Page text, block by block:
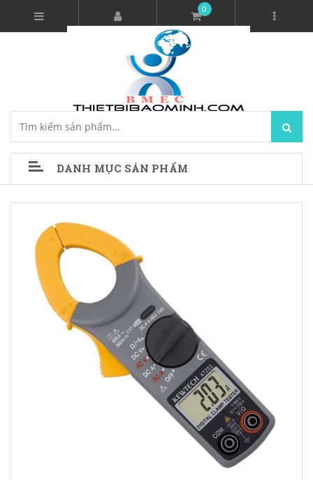
0
DANH MỤC SẢN PHẨM